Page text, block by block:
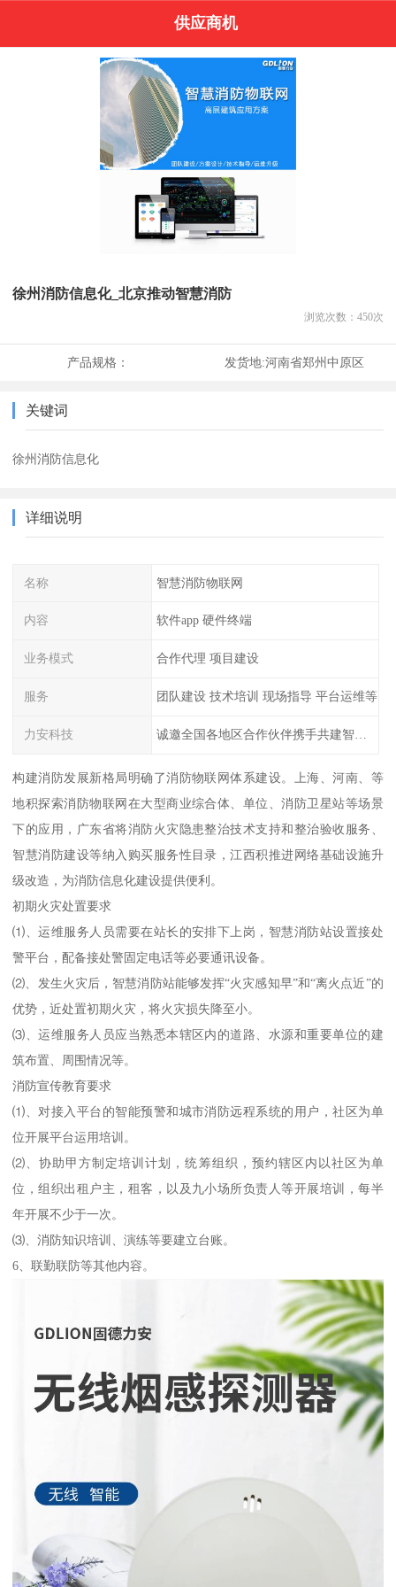
供应商机
徐州消防信息化_北京推动智慧消防
浏览次数： 450次
产品规格： 发货地:河南省郑州中原区
关键词
徐州消防信息化
详细说明
名称 智慧消防物联网
内容 软件app 硬件终端
业务模式 合作代理 项目建设
服务 团队建设 技术培训 现场指导 平台运维等
力安科技
构建消防发展新格局明确了消防物联网体系建设。上海、河南、等
地积探索消防物联网在大型商业综合体、单位、消防卫星站等场景
下的应用，广东省将消防火灾隐患整治技术支持和整治验收服务、
智慧消防建设等纳入购买服务性目录，江西积推进网络基础设施升
级改造，为消防信息化建设提供便利。
初期火灾处置要求
⑴、运维服务人员需要在站长的安排下上岗，智慧消防站设置接处
警平台，配备接处警固定电话等必要通讯设备。
⑵、发生火灾后，智慧消防站能够发挥“火灾感知早”和“离火点近”的
优势，近处置初期火灾，将火灾损失降至小。
⑶、运维服务人员应当熟悉本辖区内的道路、水源和重要单位的建
筑布置、周围情况等。
消防宣传教育要求
⑴、对接入平台的智能预警和城市消防远程系统的用户，社区为单
位开展平台运用培训。
⑵、协助甲方制定培训计划，统筹组织，预约辖区内以社区为单
位，组织出租户主，租客，以及九小场所负责人等开展培训，每半
年开展不少于一次。
⑶、消防知识培训、演练等要建立台账。
6、联勤联防等其他内容。